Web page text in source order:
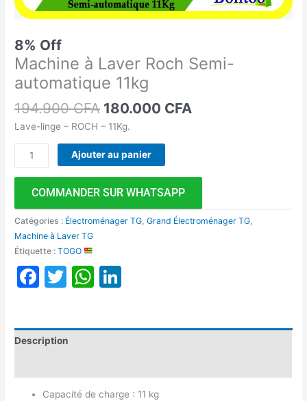
8% Off
Machine à Laver Roch Semi-
automatique 11kg
194.900CFA 180.000 CFA
Lave-linge – ROCH – 11Kg.
Ajouter au panier
COMMANDER SUR WHATSAPP
Catégories : Électroménager TG ,Grand Électroménager TG
Machine à Laver TG
Étiquette :TOGO
Facebook
TwitterWhatsApp
Description
Capacité de charge : 11 kg